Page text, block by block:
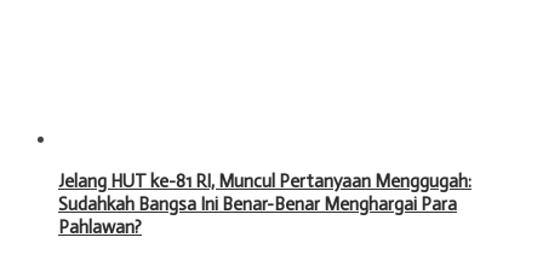
Jelang HUT ke-81 RI, Muncul Pertanyaan Menggugah:
Sudahkah Bangsa Ini Benar-Benar Menghargai Para
Pahlawan?